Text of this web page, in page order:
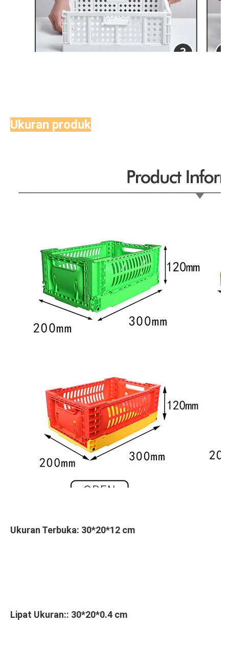
Ukuran produk
Ukuran Terbuka: 30*20*12 cm
Lipat Ukuran:: 30*20*0.4 cm